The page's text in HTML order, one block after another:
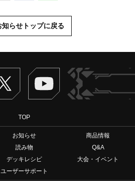
知らせトップに戻る
Twitter ヴァンガードch
TOP
お知らせ
商品情報
読み物
Q&A
デッキレシピ
大会・イベント
ユーザーサポート